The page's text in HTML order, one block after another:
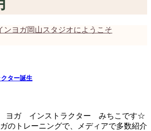
ンヨガ岡山スタジオにようこそ
ター誕生
ヨガ インストラクター みちこです☆
のトレーニングで、メディアで多数紹介